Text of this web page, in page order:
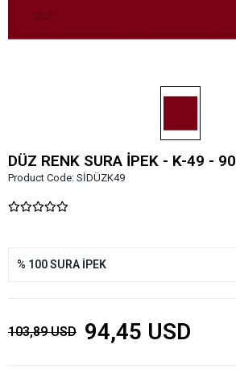
DÜZ RENK SURA İPEK - K-49 -
Product Code: SİDÜZK49
% 100 SURA İPEK
103,89 USD 94,45 USD